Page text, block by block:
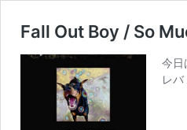
Fall Out Boy / So
今日
レ